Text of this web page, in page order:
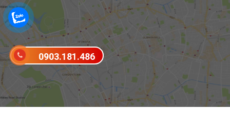
0903.181.486